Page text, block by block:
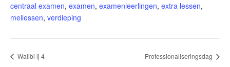
centraal examen, examen, examenleerlingen, extra lessen,
meilessen, verdieping
Walibi lj 4 Professionaliseringsdag